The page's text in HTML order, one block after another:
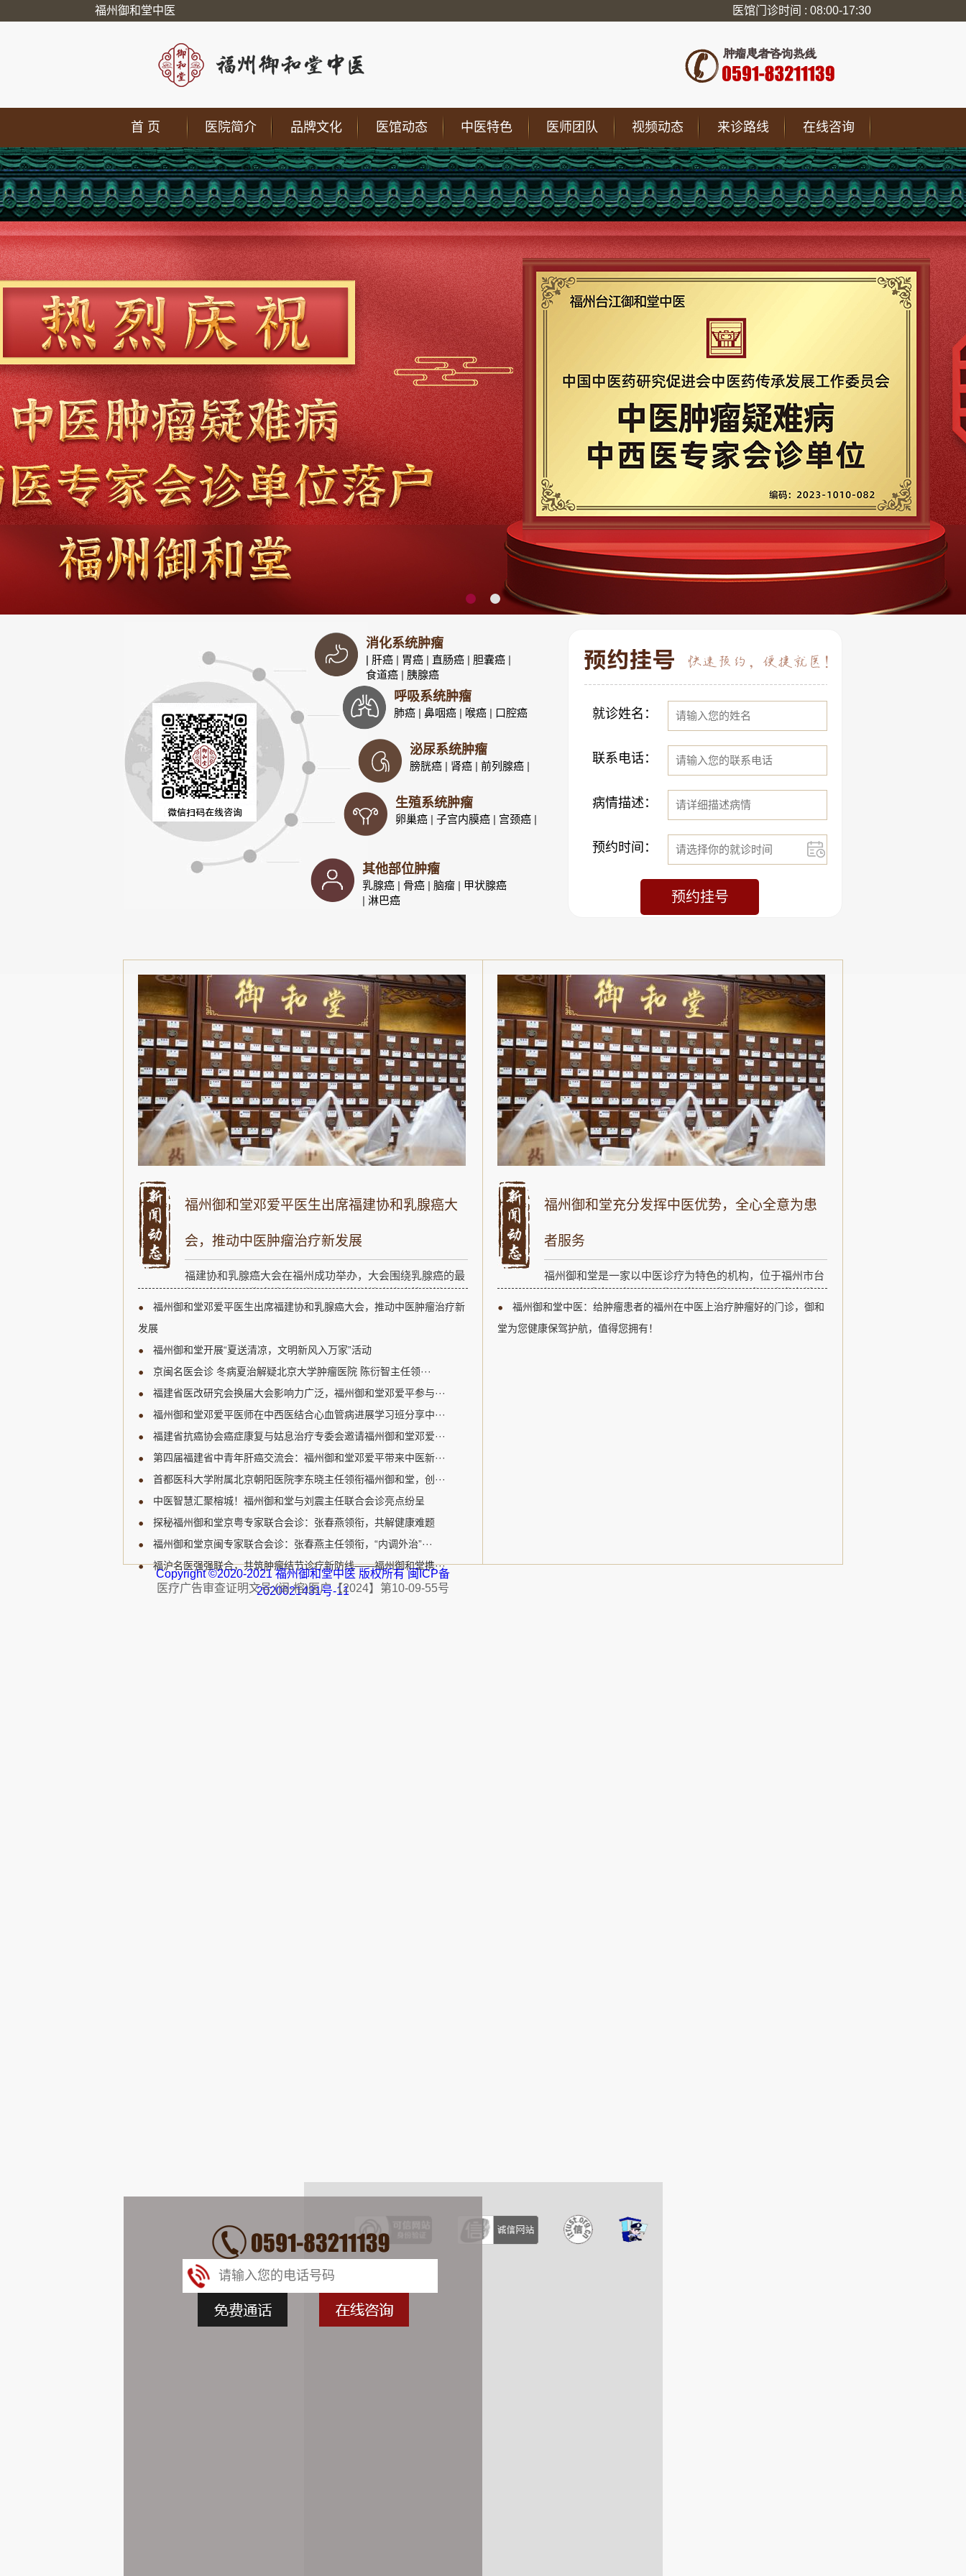
福州御和堂中医 医馆门诊时间 : 08:00-17:30
在线咨询
来诊路线
视频动态
医师团队
中医特色
医馆动态
品牌文化
医院简介
首 页
消化系统肿瘤
| 肝癌 | 胃癌 | 直肠癌 | 胆囊癌 |
食道癌 | 胰腺癌
呼吸系统肿瘤
肺癌 | 鼻咽癌 | 喉癌 | 口腔癌
泌尿系统肿瘤
膀胱癌 | 肾癌 | 前列腺癌 |
生殖系统肿瘤
卵巢癌 | 子宫内膜癌 | 宫颈癌 |
其他部位肿瘤
乳腺癌 | 骨癌 | 脑瘤 | 甲状腺癌
| 淋巴癌
就诊姓名：
联系电话：
病情描述：
预约时间：
福州御和堂邓爱平医生出席福建协和乳腺癌大
会，推动中医肿瘤治疗新发展
福建协和乳腺癌大会在福州成功举办，大会围绕乳腺癌的最
新研究进展、临床诊疗规范以及多学科综合治疗等关键议题
展开深入讨论，为福建省乳腺癌诊疗领域的专业人士提供了
肿瘤领域的知名专家，受邀参加了此次盛会。在会议期间，
福州御和堂邓爱平医生出席福建协和乳腺癌大会，推动中医肿瘤治疗新
发展
福州御和堂开展“夏送清凉，文明新风入万家”活动
京闽名医会诊 冬病夏治解疑北京大学肿瘤医院 陈衍智主任领···
福建省医改研究会换届大会影响力广泛，福州御和堂邓爱平参与···
福州御和堂邓爱平医师在中西医结合心血管病进展学习班分享中···
福建省抗癌协会癌症康复与姑息治疗专委会邀请福州御和堂邓爱···
第四届福建省中青年肝癌交流会：福州御和堂邓爱平带来中医新···
首都医科大学附属北京朝阳医院李东晓主任领衔福州御和堂，创···
中医智慧汇聚榕城！福州御和堂与刘震主任联合会诊亮点纷呈
探秘福州御和堂京粤专家联合会诊：张春燕领衔，共解健康难题
福州御和堂京闽专家联合会诊：张春燕主任领衔，“内调外治”···
福沪名医强强联合，共筑肿瘤结节诊疗新防线——福州御和堂携···
福州御和堂充分发挥中医优势，全心全意为患
者服务
福州御和堂是一家以中医诊疗为特色的机构，位于福州市台
江区。自成立以来，福州御和堂以医德、医术、追求卓越和
关爱生命为核心价值观，以治疗肿瘤疾病、常见病和疑难杂
病为特色。该机构采用中医特色诊疗形式，发扬了名老中医
福州御和堂中医：给肿瘤患者的福州在中医上治疗肿瘤好的门诊，御和
堂为您健康保驾护航，值得您拥有！
Copyright ©2020-2021 福州御和堂中医 版权所有闽ICP备
2020021431号-11
医疗广告审查证明文号:(闽-榕)医广【2024】第10-09-55号